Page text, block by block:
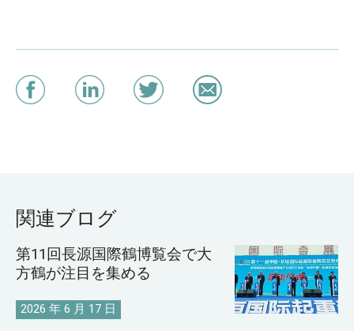
関連ブログ
第11回長源国際鶴博覧会で大
方鶴が注目を集める
2026 年 6 月 17 日